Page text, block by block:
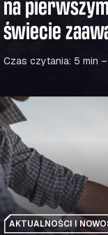
świecie
technologii
Czas czytania: 5 min
mobilność
tachografy
AKTUALNOŚCI I